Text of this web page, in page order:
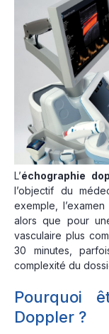
L’échographie
l’objectif du
exemple,
alors que pour
vasculaire plus
30 minutes,
complexité du
Pourquoi
Doppler ?